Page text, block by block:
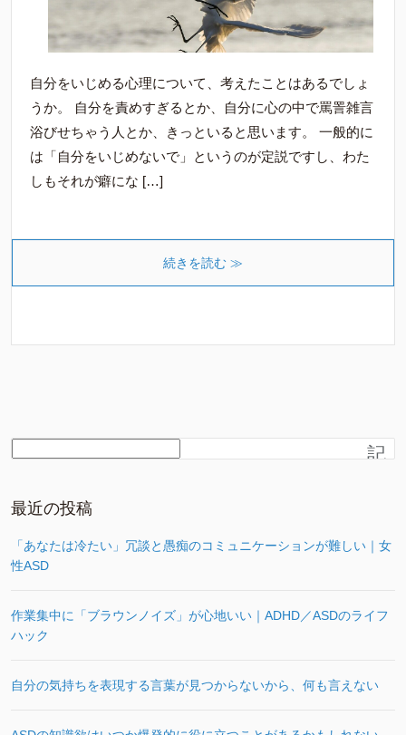
自分をいじめる心理について、考えたことはあるでしょ
うか。 自分を責めすぎるとか、自分に心の中で罵詈雑言
浴びせちゃう人とか、きっといると思います。 一般的に
は「自分をいじめないで」というのが定説ですし、わた
しもそれが癖にな […]
続きを読む ≫
記
最近の投稿
「あなたは冷たい」冗談と愚痴のコミュニケーションが難しい｜女
性ASD
作業集中に「ブラウンノイズ」が心地いい｜ADHD／ASDのライフ
ハック
自分の気持ちを表現する言葉が見つからないから、何も言えない